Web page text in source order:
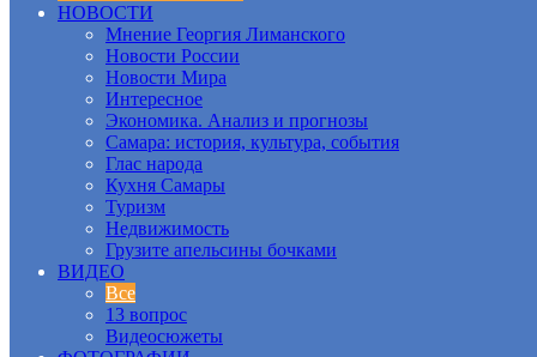
НОВОСТИ
Мнение Георгия Лиманского
Новости России
Новости Мира
Интересное
Экономика. Анализ и прогнозы
Самара: история, культура, события
Глас народа
Кухня Самары
Туризм
Недвижимость
Грузите апельсины бочками
ВИДЕО
Все
13 вопрос
Видеосюжеты